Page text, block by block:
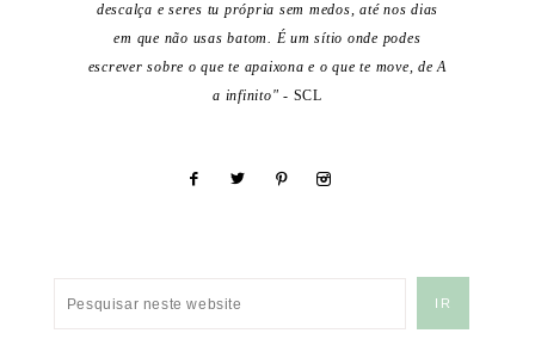
descalça e seres tu própria sem medos, até nos dias
em que não usas batom. É um sítio onde podes
escrever sobre o que te apaixona e o que te move, de A
a infinito"- SCL